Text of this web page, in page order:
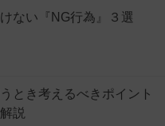
ない『NG行為』３選
とき考えるべきポイント
説